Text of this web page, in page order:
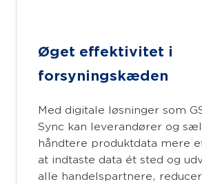
Øget effektivitet i
forsyningskæden
Med digitale løsninger som
Sync kan leverandører og
håndtere produktdata mere
at indtaste data ét sted og
alle handelspartnere,